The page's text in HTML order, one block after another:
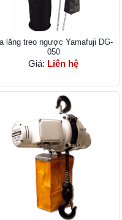
lăng treo ngược Yamafuji DG-
050
Giá: Liên hệ